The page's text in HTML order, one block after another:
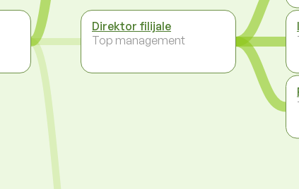
Direktor filijale
Top management